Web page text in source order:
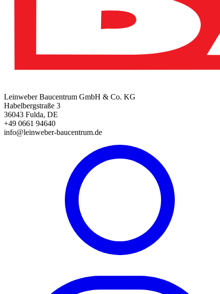
Leinweber Baucentrum GmbH & Co. KG
Habelbergstraße 3
36043 Fulda, DE
+49 0661 94640
info@leinweber-baucentrum.de